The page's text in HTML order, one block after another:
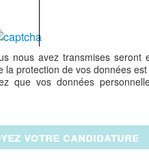
nous avez transmises seront
la protection de vos données
que vos données
votre candidature